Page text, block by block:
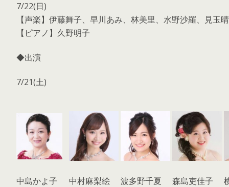
7/22(日)
【声楽】伊藤舞子、早川あみ、林美里、水野沙羅、見玉
【ピアノ】久野明子
◆出演
7/21(土)
中島かよ子 中村麻梨絵 波多野千夏 森島吏佳子